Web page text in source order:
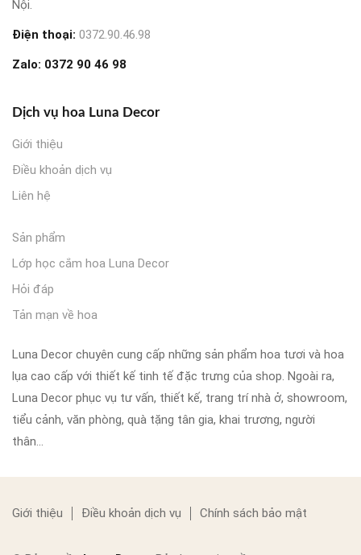
Nội.
Điện thoại: 0372.90.46.98
Zalo: 0372 90 46 98
Dịch vụ hoa Luna Decor
Giới thiệu
Điều khoản dịch vụ
Liên hệ
Sản phẩm
Lớp học cắm hoa Luna Decor
Hỏi đáp
Tản mạn về hoa
Luna Decor chuyên cung cấp những sản phẩm hoa tươi và hoa
lụa cao cấp với thiết kế tinh tế đặc trưng của shop. Ngoài ra,
Luna Decor phục vụ tư vấn, thiết kế, trang trí nhà ở, showroom,
tiểu cảnh, văn phòng, quà tặng tân gia, khai trương, người
thân…
Giới thiệu Điều khoản dịch vụ Chính sách bảo mật